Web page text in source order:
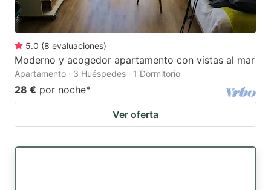
5.0 (8 evaluaciones)
Moderno y acogedor apartamento con vistas al mar
Apartamento · 3 Huéspedes · 1 Dormitorio
28 € por noche*
Ver oferta